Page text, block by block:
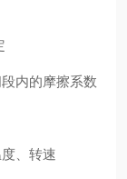
内的摩擦系数
、转速